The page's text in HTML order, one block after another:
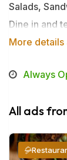
Salads,
Dine in and
More details
Always
All ads